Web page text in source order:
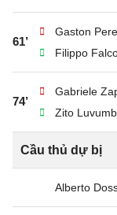
61’
Gaston
Filippo
74’
Gabriele
Zito
Cầu thủ dự bị
Alberto